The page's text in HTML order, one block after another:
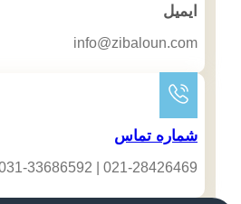
ایمیل
info@zibaloun.com
شماره تماس
021-28426469 | 031-33686592